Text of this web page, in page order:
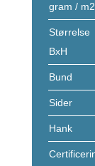
gram / m2
Størrelse
BxH
Bund
Sider
Hank